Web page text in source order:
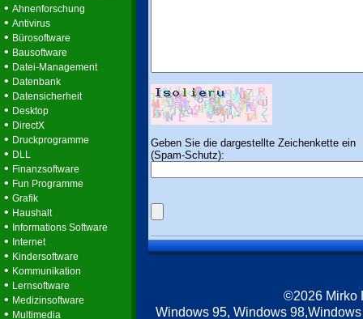
• Ahnenforschung
• Antivirus
• Bürosoftware
• Bausoftware
• Datei-Management
• Datenbank
• Datensicherheit
• Desktop
• DirectX
• Druckprogramme
• DLL
• Finanzsoftware
• Fun Programme
• Grafik
• Haushalt
• Informations Software
• Internet
• Kindersoftware
• Kommunikation
• Lernsoftware
• Medizinsoftware
• Multimedia
Geben Sie die dargestellte Zeichenkette ein
(Spam-Schutz):
©2026 Mirko
Windows 95, Windows